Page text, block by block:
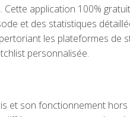
application 100%
et des statistiques
les plateformes de
personnalisée.
et son fonctionnement hors